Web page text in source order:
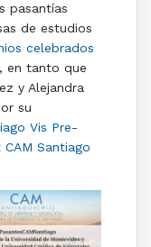
pasantías
de estudios
celebrados
, en tanto que
y Alejandra
su
Vis Pre-
Santiago